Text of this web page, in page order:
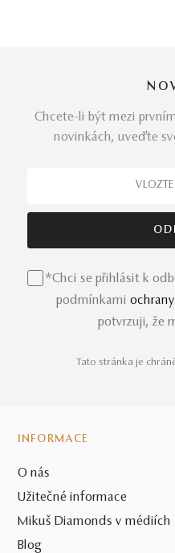
Chcete-li být mezi
novinkách, uveďte
*Chci se přihlásit k
podmínkami
potvrzuji, že
Tato stránka je
INFORMACE
O nás
Užitečné informace
Mikuš Diamonds v médiích
Blog